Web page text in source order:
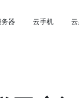
器 云手机